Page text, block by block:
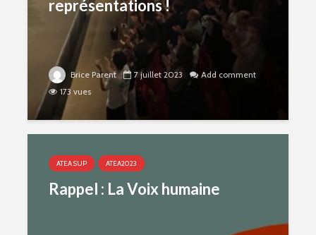
représentations !
Brice Parent 7 juillet 2023
Add comment
173 vues
ATEA SUP ATEA2023
Rappel : La Voix humaine